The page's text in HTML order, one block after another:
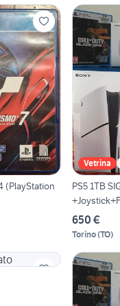
(PlayStation
Vetrina
PS5 1TB
650 €
Torino(TO)